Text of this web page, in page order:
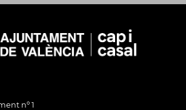
nº 1